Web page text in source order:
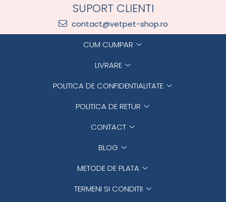
SUPORT CLIENTI
contact@vetpet-shop.ro
CUM CUMPAR
LIVRARE
POLITICA DE CONFIDENTIALITATE
POLITICA DE RETUR
CONTACT
BLOG
METODE DE PLATA
TERMENI SI CONDITII